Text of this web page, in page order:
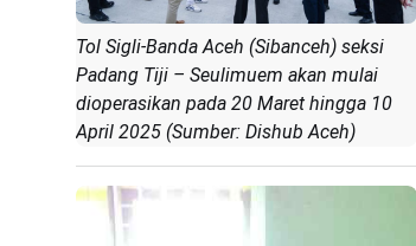
Tol Sigli-Banda Aceh (Sibanceh) seksi
Padang Tiji – Seulimuem akan mulai
dioperasikan pada 20 Maret hingga 10
April 2025 (Sumber: Dishub Aceh)